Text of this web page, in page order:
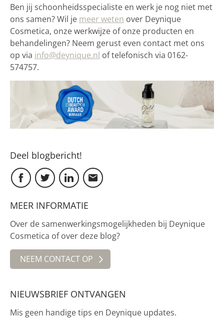
Ben jij schoonheidsspecialiste en werk je nog niet met
ons samen? Wil je meer weten over Deynique
Cosmetica, onze werkwijze of onze producten en
behandelingen? Neem gerust even contact met ons
op via info@deynique.nl of telefonisch via 0162-
574757.
Deel blogbericht!
MEER INFORMATIE
Over de samenwerkingsmogelijkheden bij Deynique
Cosmetica of over deze blog?
NEEM CONTACT OP
NIEUWSBRIEF ONTVANGEN
Mis geen handige tips en Deynique updates.